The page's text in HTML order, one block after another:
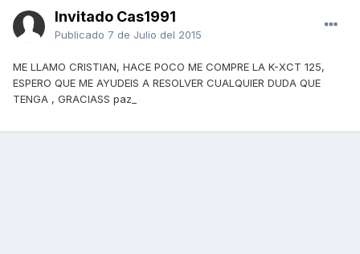
Invitado Cas1991
Publicado 7 de Julio del 2015
ME LLAMO CRISTIAN, HACE POCO ME COMPRE LA K-XCT 125,
ESPERO QUE ME AYUDEIS A RESOLVER CUALQUIER DUDA QUE
TENGA , GRACIASS paz_